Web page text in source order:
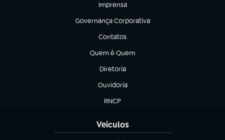
Imprensa
(abre em nova aba)
Governança Corporativa
(abre em nova aba)
Contatos
(abre em nova aba)
Quem é Quem
(abre em nova aba)
Diretoria
(abre em nova aba)
Ouvidoria
(abre em nova aba)
RNCP
(abre em nova aba)
Veículos